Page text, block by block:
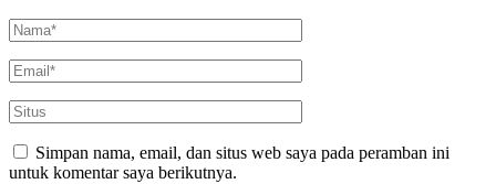
Simpan nama, email, dan situs web saya pada peramban ini
untuk komentar saya berikutnya.